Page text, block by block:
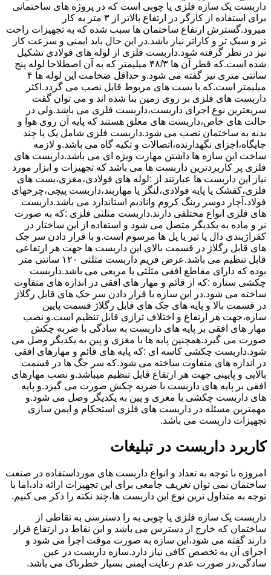
داربست یک سازه فلزی یا چوبی است که در پروژه های ساختمانی
برای استفاده از کارگر در ارتفاع بالاتر از ۳ متر به کار
میرود.گسترش ارتفاع ساختمان ها سبب شده که به تجهیزات راحت
تر و سبک تر و کاراتر نیاز باشد.در این حال باید ایمنی و سرعت کار
نیز در نظر گرفته شود.داربست فلزی از لوله های فولادی تشکیل
شده است.که قطر آن ها ۴۸/۳ میلیمتر که به آن اصطلاحا لوله پنج
سانتی متری نیز گفته می شود.و حداقل ضخامت این لوله ها ۴
میلیمتر است.که با بست های مربوط قابل نصب می گردد.اکثر
داربست های فلزی بر روی زمین بنا شده اند و می توان گفت
سریعترین نوع اجرای داربست،داربست فلزی می باشد.ولی در
حالت های خاص،داربست های معلق هستند که پایه آن روی هوا و
بدنه به ساختمان نصب می شود.داربست فلزی شامل یک یا چند
جایگاه،اجزای نگهدارنده،اتصالات و تکیه گاه می باشد.و لازمه
ساخت این سازه ها داشتن مهارت ویژه ای می باشد.داربست های
فلزی پر کاربردترین داربست ها می باشد که تجهیزات و ابزار مورد
نیاز این داربست ها عبارتند از :لوله های فولادی،مغزی،بست های
فلزی،کفشک یا پایه فولادی،لنگر یا مهاربند،داربست پیچی،چرخهای
فولاد،آچار دوسر رینگ کروم وانادیم استاندارد می باشد.داربست
های فلزی انواع مختلفی دارند.داربست مثلثی فلزی :که به صورت
نر و ماده به یکدیگر متصل می شود و استفاده از این ساختار در
کفراژبندی دال یا تیر یا پل ها مرسوم است.و با قرار دادن سر جک
های قابل رگلاژ در قسمت بالای این داربست ها جهت هر ارتفاعی
قابل تنظیم می باشد.عرض فریم داربست مثلثی ۱۲۰ سانتی متر
بوده که دارای مقاطع افقی مثلثی یا مربعی می باشد.داربست
چکشی ستاره :که از قائم و مهار های افقی در اندازه های متفاوت
ساخته می شود.در این سازه با قرار دادن سر جک های قابل رگلاژ
در قسمت بالا و پایه های جک های قابل رگلاژ قسمت پایین
سازه،جهت هر ارتفاع و اختلاف ترازی قابل تنظیم است.و نصب
مهار های افقی بر پایه های داربست به سادگی با ضربه چکش
صورت می گیرد.همچنین پایه ها با مغزی و پین به یکدیگر وصل می
شود.داربست چکشی کاسه ای :که پایه های قائم و مهارهای افقی
در اندازه های متفاوت ساخته می شود.که سر جگ ها در قسمت
بالایی و پایینی جهت هر ارتفاع قابل تنظیم میباشد.و نصب مهارهای
افقی بر پایه های داربست با ضربه چکش صورت می گیرد.و پایه
های داربست چکشی با مغزی و پین به یکدیگر وصل می شود.و
مهمترین مسئله در داربست های فلزی استحکام و ایمن سازی
تجهیزات داربست می باشد.
کاربرد داربست در تبلیغات
امروزه با توجه به تعداد و انواع داربست های مورداستفاده در صنعت
ساختمان نمی توان تعریف جامعی برای این تجهیزات ارائه داد،اما با
توجه به متداول ترین نوع این داربست ها،چند نکته را ذکر می کنیم.
داربست یک سازه فلزی یا چوبی به را دسترسی به نقاطی از
ساختمان که خارج از دسترس می باشد و این نقاط در ارتفاع قرار
دارند گفته می شود،این سازه به صورت موقت اجرا می شود و
اجرای آن به تخصص کافی نیاز دارد.سازه داربست در عین
سادگی،در صورت عدم رعایت ایمنی بسیار خطرناک می باشد.